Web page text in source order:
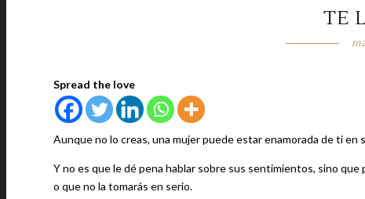
TE
Spread the love
Aunque no lo creas, una mujer puede estar enamorada de ti en
Y no es que le dé pena hablar sobre sus sentimientos, sino
o que no la tomarás en serio.